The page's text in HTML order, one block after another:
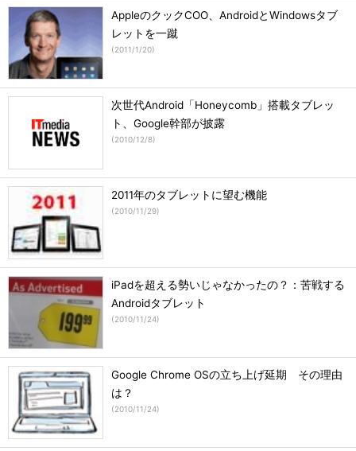
AppleのクックCOO、AndroidとWindowsタブ
レットを一蹴
(2011/1/20)
次世代Android「Honeycomb」搭載タブレッ
ト、Google幹部が披露
(2010/12/8)
2011年のタブレットに望む機能
(2010/11/29)
iPadを超える勢いじゃなかったの？：苦戦する
Androidタブレット
(2010/11/24)
Google Chrome OSの立ち上げ延期 その理由
は？
(2010/11/24)